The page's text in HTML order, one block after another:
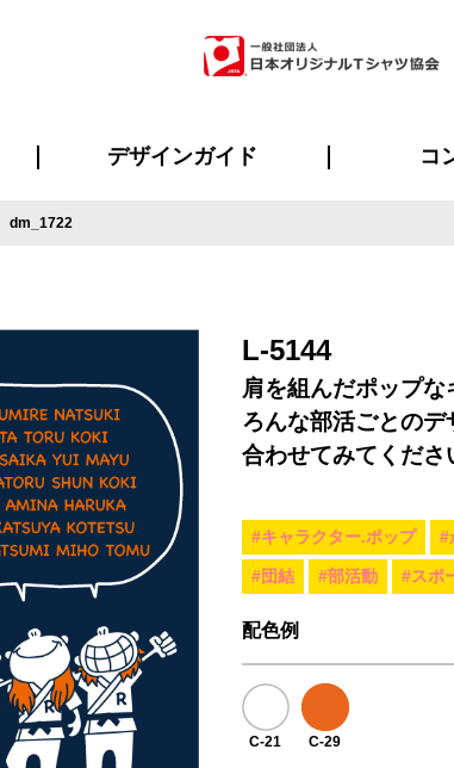
デザインガイド コ
dm_1722
L-5144
肩を組んだポップ
ろんな部活ごとの
合わせてみてくださ
#キャラクター.ポップ #
#団結 #部活動 #スポ
配色例
C-21 C-29